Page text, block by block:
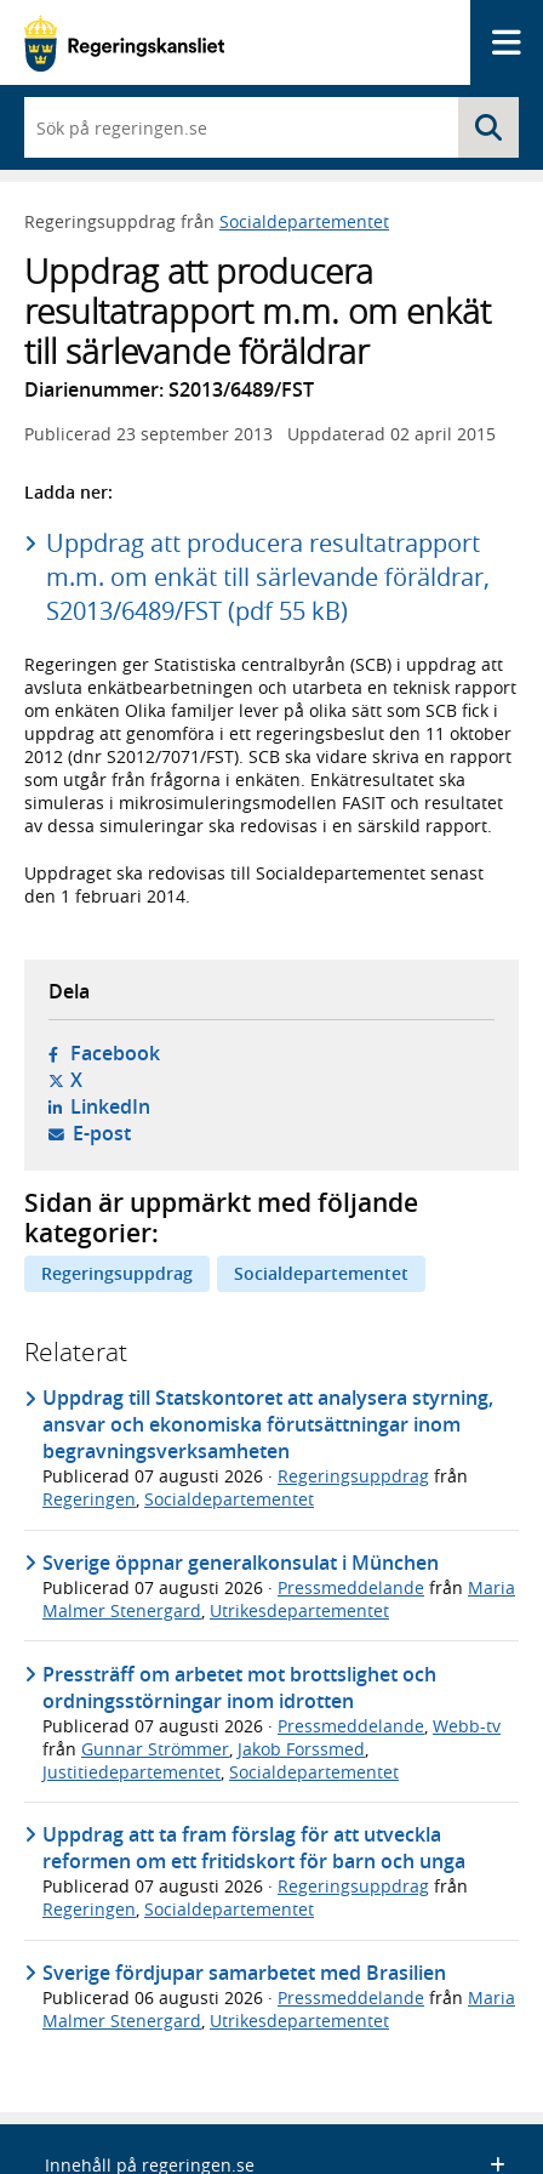
du
börjar
skriva
framträder
lista
med
sökförslag
Regeringsuppdrag från Socialdepartementet
Uppdrag att producera
resultatrapport m.m. om enkät
till särlevande föräldrar
Diarienummer: S2013/6489/FST
Publicerad 23 september 2013 Uppdaterad 02 april 2015
Ladda ner:
Uppdrag att producera resultatrapport
m.m. om enkät till särlevande föräldrar,
S2013/6489/FST (pdf 55 kB)
Regeringen ger Statistiska centralbyrån (SCB) i uppdrag att
avsluta enkätbearbetningen och utarbeta en teknisk rapport
om enkäten Olika familjer lever på olika sätt som SCB fick i
uppdrag att genomföra i ett regeringsbeslut den 11 oktober
2012 (dnr S2012/7071/FST). SCB ska vidare skriva en rapport
som utgår från frågorna i enkäten. Enkätresultatet ska
simuleras i mikrosimuleringsmodellen FASIT och resultatet
av dessa simuleringar ska redovisas i en särskild rapport.
Uppdraget ska redovisas till Socialdepartementet senast
den 1 februari 2014.
Dela
Facebook- öppnas i ny flik, extern webbplats,
X- öppnas i ny flik, extern webbplats,
LinkedIn- öppnas i ny flik, extern webbplats,
E-post- öppnar din e-postklient,
Sidan är uppmärkt med följande
kategorier:
Regeringsuppdrag Socialdepartementet
Relaterat
Uppdrag till Statskontoret att analysera styrning,
ansvar och ekonomiska förutsättningar inom
begravningsverksamheten
Publicerad 07 augusti 2026 · Regeringsuppdrag från
Regeringen, Socialdepartementet
Sverige öppnar generalkonsulat i München
Publicerad 07 augusti 2026 · Pressmeddelande från Maria
Malmer Stenergard, Utrikesdepartementet
Pressträff om arbetet mot brottslighet och
ordningsstörningar inom idrotten
Publicerad 07 augusti 2026 · Pressmeddelande Webb-tv
från Gunnar Strömmer Jakob Forssmed
Justitiedepartementet Socialdepartementet
Uppdrag att ta fram förslag för att utveckla
reformen om ett fritidskort för barn och unga
Publicerad 07 augusti 2026 · Regeringsuppdrag från
Regeringen, Socialdepartementet
Sverige fördjupar samarbetet med Brasilien
Publicerad 06 augusti 2026 · Pressmeddelande från Maria
Malmer Stenergard, Utrikesdepartementet
Innehåll på regeringen.se